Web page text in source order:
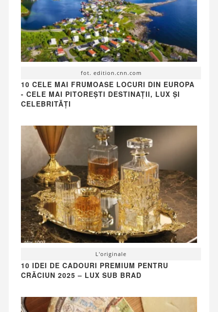
fot. edition.cnn.com
10 CELE MAI FRUMOASE LOCURI DIN EUROPA
- CELE MAI PITOREȘTI DESTINAȚII, LUX ȘI
CELEBRITĂȚI
L'originale
10 IDEI DE CADOURI PREMIUM PENTRU
CRĂCIUN 2025 – LUX SUB BRAD